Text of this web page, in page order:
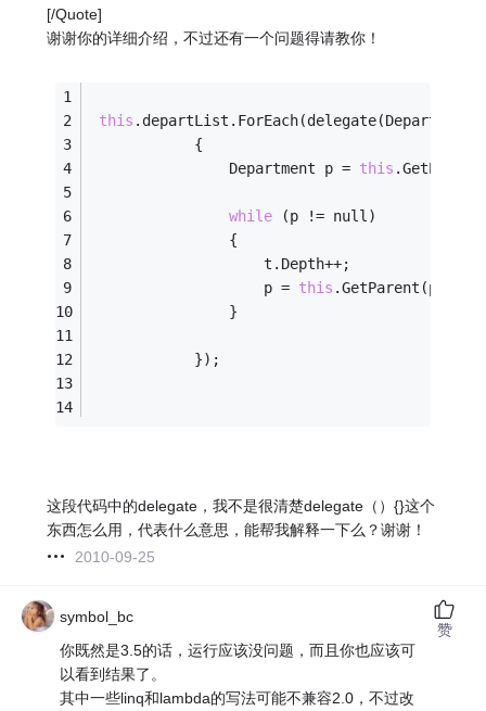
[/Quote]
谢谢你的详细介绍，不过还有一个问题得请教你！
this .departList.ForEach(delegate(Department
            {
                Department p =
this
while (p != null)
                {
                    t.Depth++;
                    p =
this .GetParent(p);
                }
            });
这段代码中的delegate，我不是很清楚delegate（）{}这个
东西怎么用，代表什么意思，能帮我解释一下么？谢谢！
2010-09-25
symbol_bc
你既然是3.5的话，运行应该没问题，而且你也应该可
以看到结果了。
其中一些linq和lambda的写法可能不兼容2.0，不过改
赞